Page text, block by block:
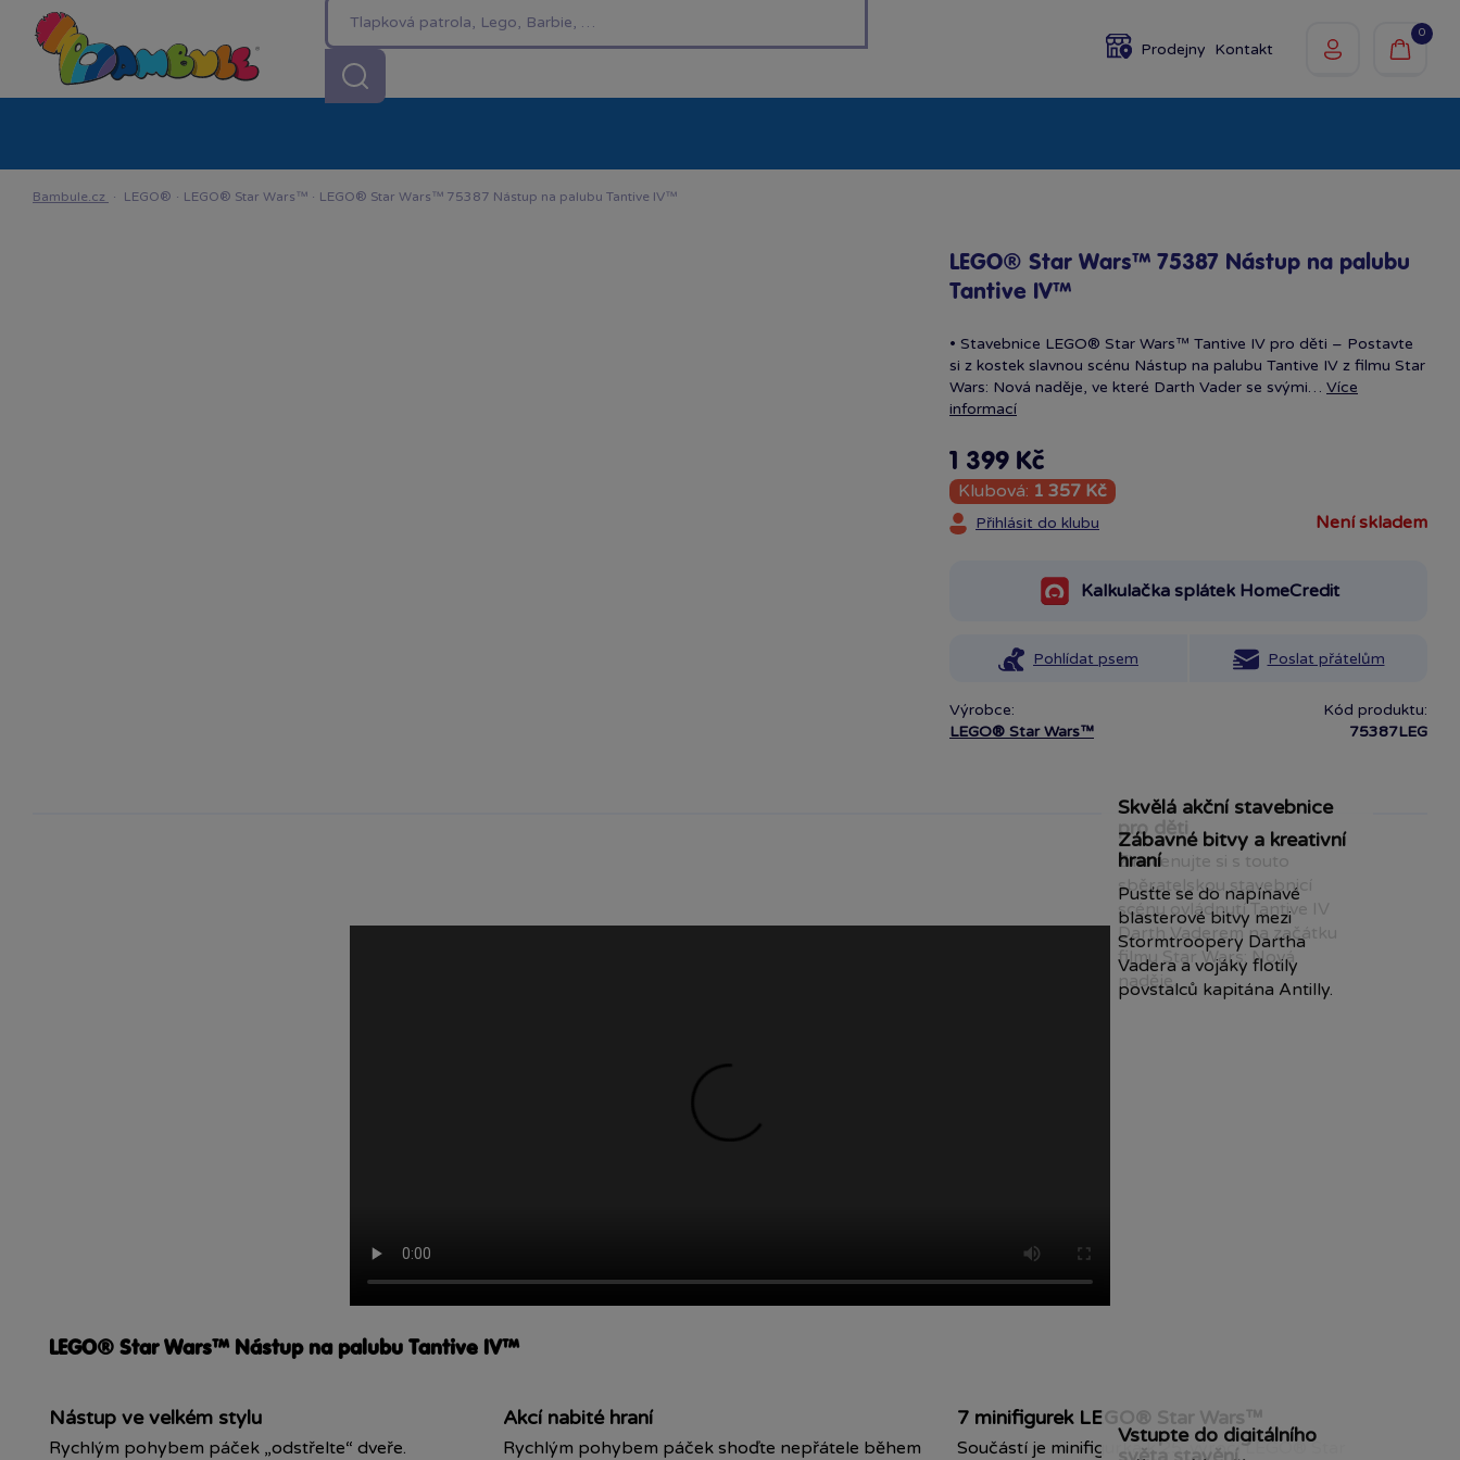
Prodejny Kontakt
0
Bambule.cz · LEGO® · LEGO® Star Wars™ · LEGO® Star Wars™ 75387 Nástup na palubu Tantive IV™
LEGO® Star Wars™ 75387 Nástup na palubu
Tantive IV™
• Stavebnice LEGO® Star Wars™ Tantive IV pro děti – Postavte
si z kostek slavnou scénu Nástup na palubu Tantive IV z filmu Star
Wars: Nová naděje, ve které Darth Vader se svými… Více
informací
1 399 Kč
Klubová: 1 357 Kč
Přihlásit do klubu není skladem
Kalkulačka splátek HomeCredit
Pohlídat psem Poslat přátelům
Výrobce:
LEGO® Star Wars™
Kód produktu:
75387LEG
Skvělá akční stavebnice
pro děti
Zinscenujte si s touto
sběratelskou stavebnicí
scénu ovládnutí Tantive IV
Darth Vaderem na začátku
filmu Star Wars: Nová
naděje.
Zábavné bitvy a kreativní
hraní
Pusťte se do napínavé
blasterové bitvy mezi
Stormtroopery Dartha
Vadera a vojáky flotily
povstalců kapitána Antilly.
LEGO® Star Wars™ Nástup na palubu Tantive IV™
Nástup ve velkém stylu
Rychlým pohybem páček „odstřelte“ dveře.
Akcí nabité hraní
Rychlým pohybem páček shoďte nepřátele během
7 minifigurek LEGO® Star Wars™
Součástí je minifigurka k 25. výročí LEGO® Star
Vstupte do digitálního
světa stavění